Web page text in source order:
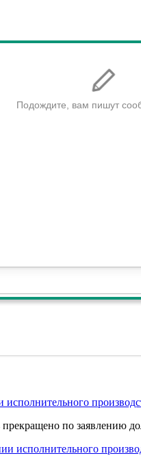
исполнительного
по заявлению
исполнительного